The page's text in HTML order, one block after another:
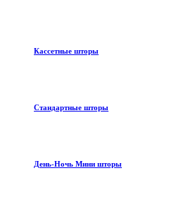
Кассетные шторы
Стандартные шторы
День-Ночь Мини шторы